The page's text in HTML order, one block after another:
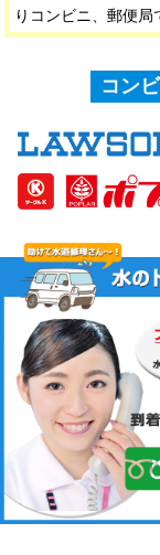
りコンビニ、郵便局
コン